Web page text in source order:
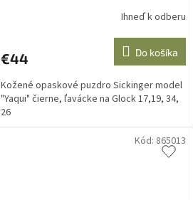
Ihneď k odberu
€44 Do košíka
Kožené opaskové puzdro Sickinger model
"Yaqui" čierne, ľavácke na Glock 17,19, 34,
26
Kód: 865013